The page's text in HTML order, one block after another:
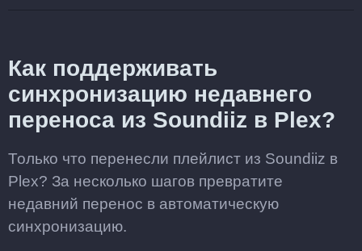
Как поддерживать
синхронизацию недавнего
переноса из Soundiiz в Plex?
Только что перенесли плейлист из Soundiiz в
Plex? За несколько шагов превратите
недавний перенос в автоматическую
синхронизацию.